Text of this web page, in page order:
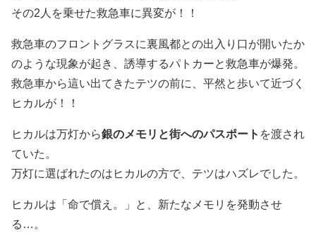
その2人を乗せた救急車に異変が！！
救急車のフロントグラスに裏風都との出入り口が開いたか
のような現象が起き、誘導するパトカーと救急車が爆発。
救急車から這い出てきたテツの前に、平然と歩いて近づく
ヒカルが！！
ヒカルは万灯から銀のメモリと街へのパスポート を渡され
ていた。
万灯に選ばれたのはヒカルの方で、テツはハズレでした。
ヒカルは「命で償え。」と、新たなメモリを発動させ
る…。